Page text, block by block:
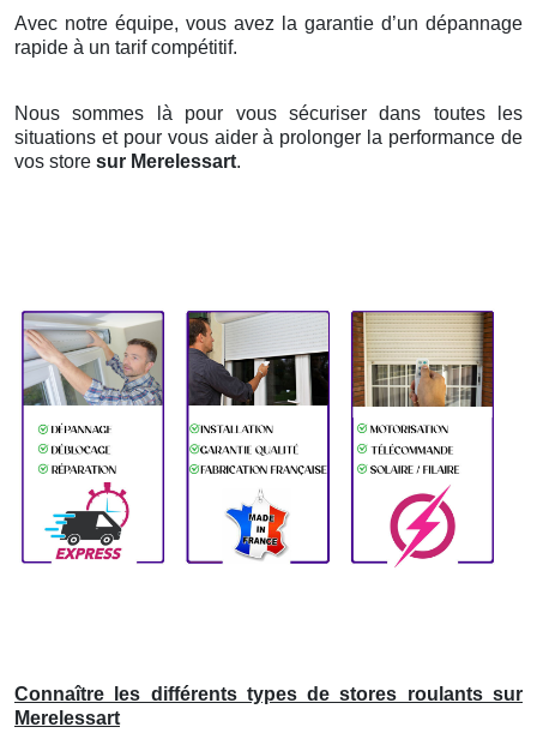
Avec notre équipe, vous avez la garantie d’un dépannage
rapide à un tarif compétitif.
Nous sommes là pour vous sécuriser dans toutes les
situations et pour vous aider à prolonger la performance de
vos store sur Merelessart.
Connaître les différents types de stores roulants sur
Merelessart